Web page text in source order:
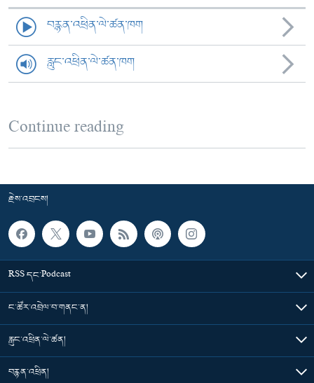
བརྙན་འཕྲིན་ལེ་ཚན་ཁག
རླུང་འཕྲིན་ལེ་ཚན་ཁག
Continue reading
རྗེས་འབྲངས།
RSS དང་Podcast
ང་ཚོར་འབྲེལ་བ་གནང་ན།
རླུང་འཕྲིན་ལེ་ཚན།
བརྙན་འཕྲིན།